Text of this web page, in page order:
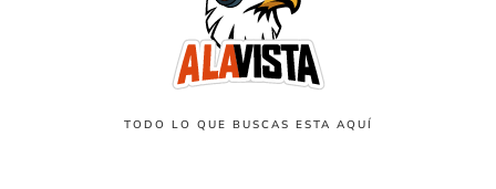
TODO LO QUE BUSCAS ESTA AQUÍ